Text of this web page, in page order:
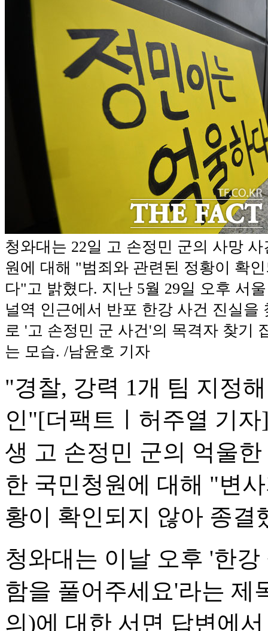
청와대는 22일 고 손정민 군의 사망
원에 대해 "범죄와 관련된 정황이 확
다"고 밝혔다. 지난 5월 29일 오후 서
널역 인근에서 반포 한강 사건 진실을
로 '고 손정민 군 사건'의 목격자 찾기
는 모습. /남윤호 기자
"경찰, 강력 1개 팀 지정
인"[더팩트ㅣ허주열 기
생 고 손정민 군의 억울
한 국민청원에 대해 "변
황이 확인되지 않아 종결
청와대는 이날 오후 '한
함을 풀어주세요'라는 제
의)에 대한 서면 답변에